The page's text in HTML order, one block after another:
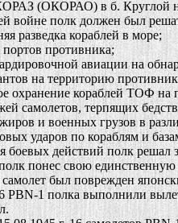
(ОКОРАО) в б. Круглой
полк должен был
разведка кораблей в море;
противника;
авиации на
на территорию
охранение кораблей ТОФ на
самолетов, терпящих
и военных грузов в
ударов по кораблям и
действий полк решал
понес свою единственную
был поврежден
1 полка выполнили